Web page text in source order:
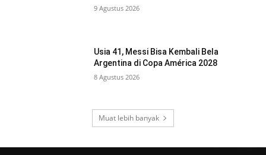
9 Agustus 2026
Usia 41, Messi Bisa Kembali Bela
Argentina di Copa América 2028
8 Agustus 2026
Muat lebih banyak